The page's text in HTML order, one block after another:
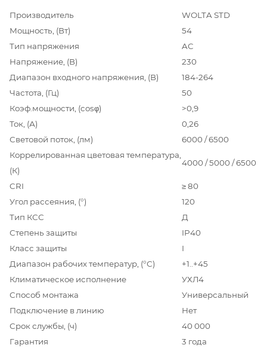
Производитель
WOLTA STD
Мощность, (Вт)
54
Тип напряжения
AC
Напряжение, (В)
230
Диапазон входного напряжения, (В)
184-264
Частота, (Гц)
50
Коэф.мощности, (cosφ)
>0,9
Ток, (А)
0,26
Световой поток, (лм)
6000 / 6500
Коррелированная цветовая температура,
(К)
4000 / 5000 / 6500
CRI
≥ 80
Угол рассеяния, (°)
120
Тип КСС
Д
Степень защиты
IP40
Класс защиты
I
Диапазон рабочих температур, (°С)
+1..+45
Климатическое исполнение
УХЛ4
Способ монтажа
Универсальный
Подключение в линию
Нет
Срок службы, (ч)
40 000
Гарантия
3 года